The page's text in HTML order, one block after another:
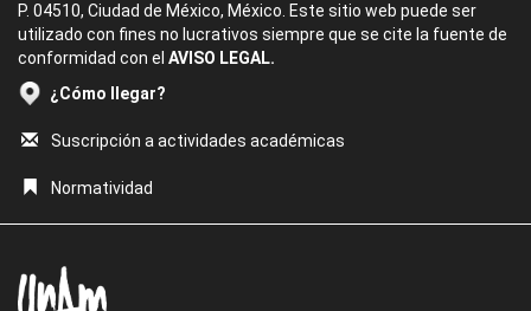
P. 04510, Ciudad de México, México. Este sitio web puede ser
utilizado con fines no lucrativos siempre que se cite la fuente de
conformidad con el AVISO LEGAL.
¿Cómo llegar?
Suscripción a actividades académicas
Normatividad